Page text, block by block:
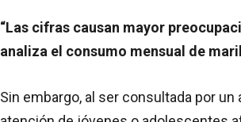
“Las cifras causan mayor
analiza el consumo mensual de
Sin embargo, al ser consultada por un